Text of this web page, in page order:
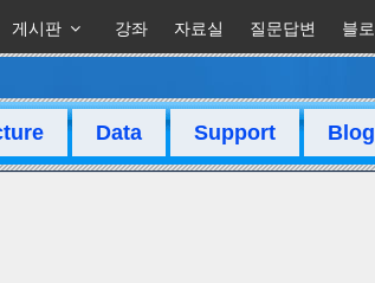
게시판 강좌 자료실 질문답변 블
Data Support Blog